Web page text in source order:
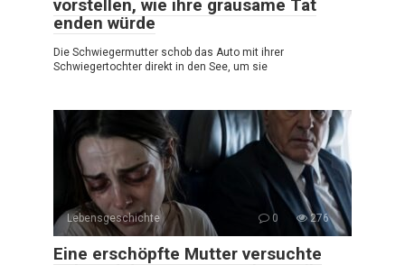
vorstellen, wie ihre grausame Tat
enden würde
Die Schwiegermutter schob das Auto mit ihrer
Schwiegertochter direkt in den See, um sie
Lebensgeschichte 0 276
Eine erschöpfte Mutter versuchte